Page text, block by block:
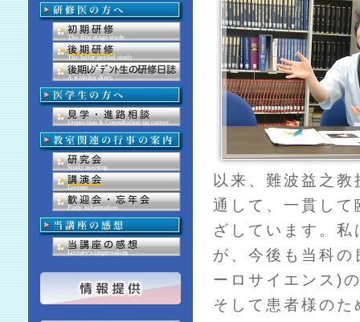
以来、難波益之
通して、一貫し
ざしています。
が、今後も当科
ーロサイエンス)
そして患者様の